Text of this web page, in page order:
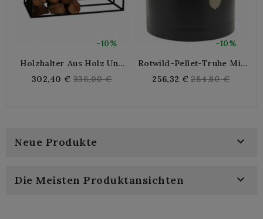
-10%
Holzhalter Aus Holz Und
302,40 € Regular
336,00 €
-10%
Rotwild-Pellet-Truhe Mit
256,32 € Regular
284,80 €
Neue Produkte 
Die Meisten Produktansichten 